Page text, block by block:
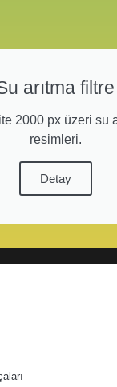
arıtma filtre
2000 px üzeri su
resimleri.
Detay